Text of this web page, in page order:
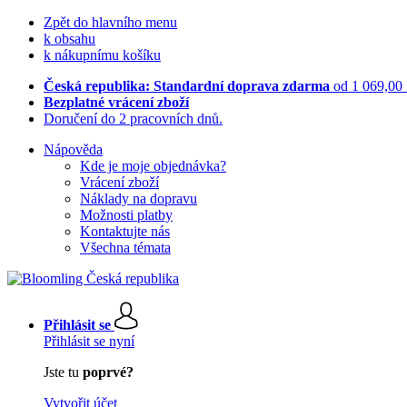
Zpět do hlavního menu
k obsahu
k nákupnímu košíku
Česká republika: Standardní doprava zdarma od 1 069,00
Bezplatné vrácení zboží
Doručení do 2 pracovních dnů.
Nápověda
Kde je moje objednávka?
Vrácení zboží
Náklady na dopravu
Možnosti platby
Kontaktujte nás
Všechna témata
Přihlásit se
Přihlásit se nyní
Jste tu poprvé?
Vytvořit účet